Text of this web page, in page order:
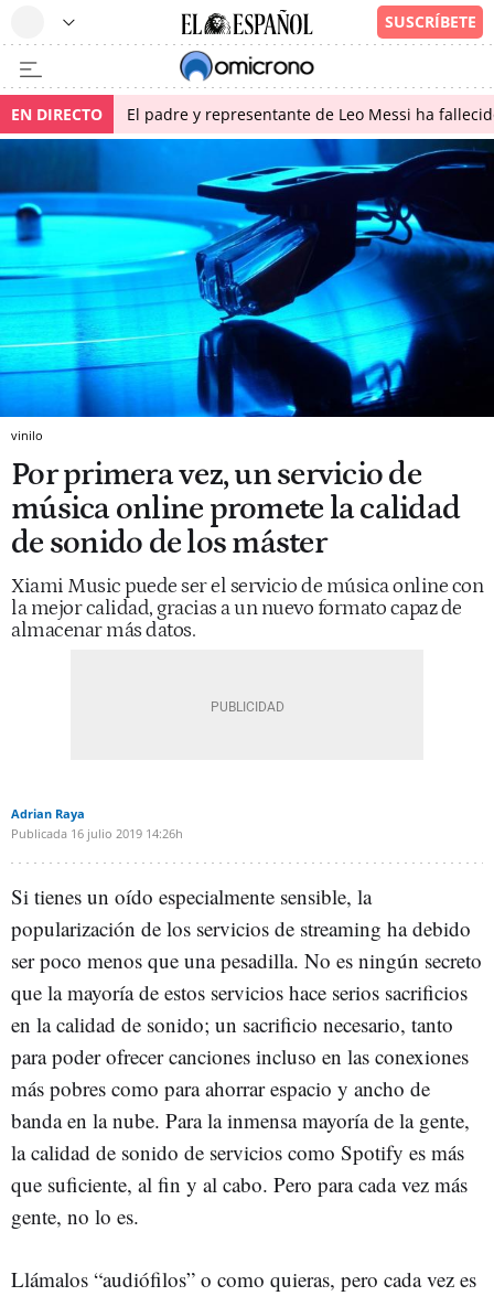
EN DIRECTO El padre y representante de Leo Messi ha
vinilo
Por primera vez, un servicio de
música online promete la calidad
de sonido de los máster
Xiami Music puede ser el servicio de música online con
la mejor calidad, gracias a un nuevo formato capaz de
almacenar más datos.
Adrian Raya
Publicada 16 julio 2019 14:26h
Si tienes un oído especialmente sensible, la
popularización de los servicios de streaming ha debido
ser poco menos que una pesadilla. No es ningún secreto
que la mayoría de estos servicios hace serios sacrificios
en la calidad de sonido; un sacrificio necesario, tanto
para poder ofrecer canciones incluso en las conexiones
más pobres como para ahorrar espacio y ancho de
banda en la nube. Para la inmensa mayoría de la gente,
la calidad de sonido de servicios como Spotify es más
que suficiente, al fin y al cabo. Pero para cada vez más
gente, no lo es.
Llámalos “audiófilos” o como quieras, pero cada vez es